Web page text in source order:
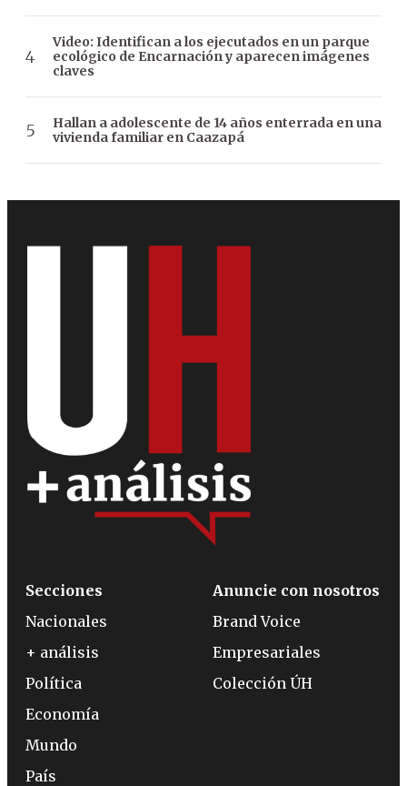
Video: Identifican a los ejecutados en un parque
ecológico de Encarnación y aparecen imágenes
claves
Hallan a adolescente de 14 años enterrada en una
vivienda familiar en Caazapá
Secciones
Nacionales
+ análisis
Política
Economía
Mundo
País
Anuncie con nosotros
Brand Voice
Empresariales
Colección ÚH